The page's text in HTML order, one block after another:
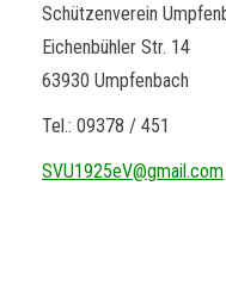
Schützenverein
Eichenbühler Str. 14
63930 Umpfenbach
Tel.: 09378 / 451
SVU1925eV@gmail.com